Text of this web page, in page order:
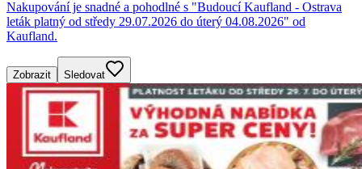
Nakupování je snadné a pohodlné s "Budoucí Kaufland - Ostrava
leták platný od středy 29.07.2026 do úterý 04.08.2026" od
Kaufland.
Zobrazit Sledovat